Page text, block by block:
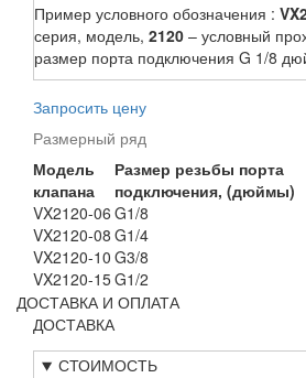
Пример условного обозначения :
серия, модель, 2120 – условный
размер порта подключения G 1/8
Запросить цену
Размерный ряд
Модель
клапана
Размер резьбы порта
подключения, (дюймы)
VX2120-06 G1/8
VX2120-08 G1/4
VX2120-10 G3/8
VX2120-15G1/2
ДОСТАВКА И ОПЛАТА
ДОСТАВКА
СТОИМОСТЬ